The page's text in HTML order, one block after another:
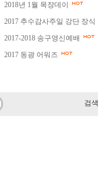
2018년 1월 목장데이
2017 추수감사주일 강단 장식
2017-2018 송구영신예배
2017 동광 어워즈
검